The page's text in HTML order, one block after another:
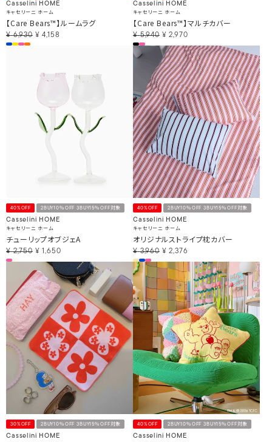
Casselini HOME
キャセリーニ ホーム
【Care Bears™】ルームラグ
¥ 6,930 ¥ 4,158
Casselini HOME
キャセリーニ ホーム
【Care Bears™】マルチカバー
¥ 5,940 ¥ 2,970
40%OFF 2BUY10％OFF 3BUY15％OFF対象
Casselini HOME
キャセリーニ ホーム
チューリップオブジェA
¥ 2,750 ¥ 1,650
40%OFF 2BUY10％OFF 3BUY15％OFF対象
Casselini HOME
キャセリーニ ホーム
オリジナルストライプ枕カバー
¥ 3,960 ¥ 2,376
30%OFF 2BUY10％OFF 3BUY15％OFF対象
Casselini HOME
40%OFF 2BUY10％OFF 3BUY15％OFF対象
Casselini HOME